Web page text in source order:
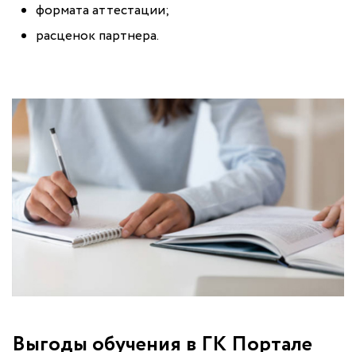
формата аттестации;
расценок партнера.
Выгоды обучения в ГК Портале